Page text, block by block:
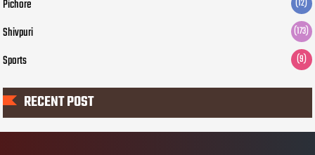
Pichore (12)
Shivpuri (173)
Sports (9)
RECENT POST